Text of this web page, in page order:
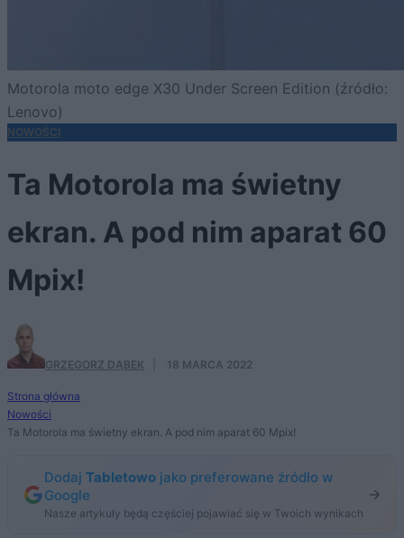
Motorola moto edge X30 Under Screen Edition (źródło:
Lenovo)
NOWOŚCI
Ta Motorola ma świetny
ekran. A pod nim aparat 60
Mpix!
GRZEGORZ DĄBEK 18 MARCA 2022
Strona główna
Nowości
Ta Motorola ma świetny ekran. A pod nim aparat 60 Mpix!
Dodaj Tabletowo jako preferowane źródło w
Google
Nasze artykuły będą częściej pojawiać się w Twoich wynikach